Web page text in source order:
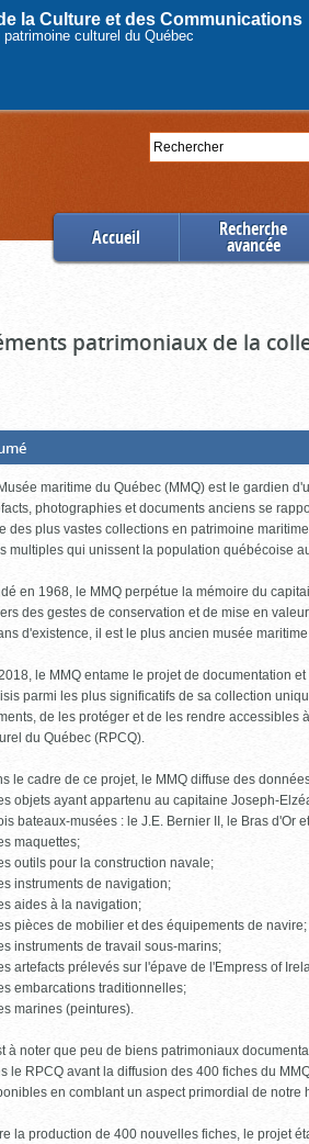
la Culture et des Communications
patrimoine culturel du Québec
Rechercher
Accueil Recherche
avancée
patrimoniaux de la
(Boite
ouverte,
cliquer
pour
fermer)
maritime du Québec (MMQ) est le gardien
photographies et documents anciens se
des plus vastes collections en patrimoine
multiples qui unissent la population québécoise
en 1968, le MMQ perpétue la mémoire du
des gestes de conservation et de mise en
d'existence, il est le plus ancien musée
le MMQ entame le projet de documentation
parmi les plus significatifs de sa collection
de les protéger et de les rendre accessibles
du Québec (RPCQ).
le cadre de ce projet, le MMQ diffuse des
objets ayant appartenu au capitaine Joseph-
bateaux-musées : le J.E. Bernier II, le Bras d'Or
maquettes;
outils pour la construction navale;
instruments de navigation;
aides à la navigation;
pièces de mobilier et des équipements de navire;
instruments de travail sous-marins;
artefacts prélevés sur l'épave de l'Empress of
embarcations traditionnelles;
marines (peintures).
à noter que peu de biens patrimoniaux
le RPCQ avant la diffusion des 400 fiches du
en comblant un aspect primordial de notre
la production de 400 nouvelles fiches, le projet